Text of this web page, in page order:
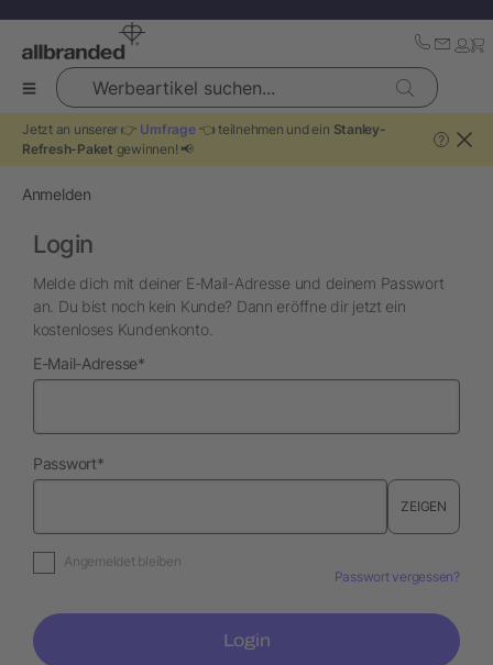
Werbeartikel suchen...
Jetzt an unserer 👉 Umfrage👈 teilnehmen und ein Stanley-
Refresh-Paket gewinnen! 📢
?
Anmelden
Login
Melde dich mit deiner E-Mail-Adresse und deinem Passwort
an. Du bist noch kein Kunde? Dann eröffne dir jetzt ein
kostenloses Kundenkonto.
E-Mail-Adresseerforderlich
*
Passworterforderlich
*
ZEIGEN
Angemeldet bleiben
Passwort vergessen?
Login